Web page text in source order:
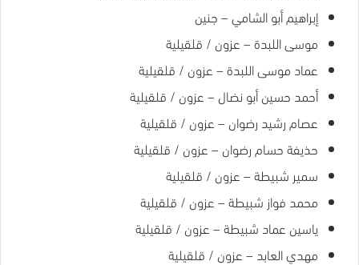
إبراهيم أبو الشامي – جنين
موسى اللبدة – عزون / قلقيلية
عماد موسى اللبدة – عزون / قلقيلية
أحمد حسين أبو نضال – عزون / قلقيلية
عصام رشيد رضوان – عزون / قلقيلية
حذيفة حسام رضوان – عزون / قلقيلية
سمير شبيطة – عزون / قلقيلية
محمد فواز شبيطة – عزون / قلقيلية
ياسين عماد شبيطة – عزون / قلقيلية
مهدي العابد – عزون / قلقيلية